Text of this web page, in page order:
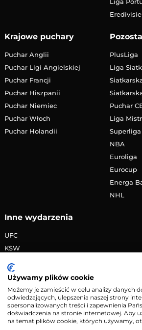
Eredivisie
Krajowe puchary
Puchar Anglii
Puchar Ligi Angielskiej
Puchar Francji
Puchar Hiszpanii
Puchar Niemiec
Puchar Włoch
Puchar Holandii
PlusLiga
Liga
Puchar
Liga
Superliga
NBA
Euroliga
Eurocup
Energa
NHL
Inne wydarzenia
UFC
KSW
PRIME MMA
Żużlowa Ekstraliga
Speedway Grand Prix
Skoki narciarskie
Używamy plików cookie
Możemy je zamieścić w celu analizy danych
odwiedzających, ulepszenia naszej strony
spersonalizowanych treści i zapewnienia
doświadczenia na stronie internetowej. Aby
na temat plików cookie, których używamy,